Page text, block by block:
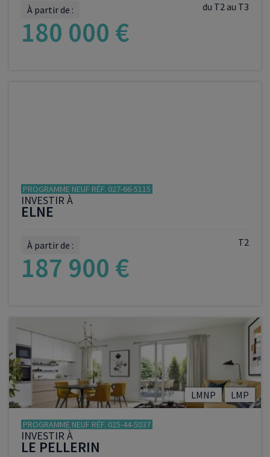
du T2 au T3
À partir de :
180 000 €
PROGRAMME NEUF RÉF. 027-66-5115
INVESTIR À
ELNE
T2
À partir de :
187 900 €
VOIR LE PROGRAMME
LMNP LMP
PROGRAMME NEUF RÉF. 025-44-5037
INVESTIR À
LE PELLERIN